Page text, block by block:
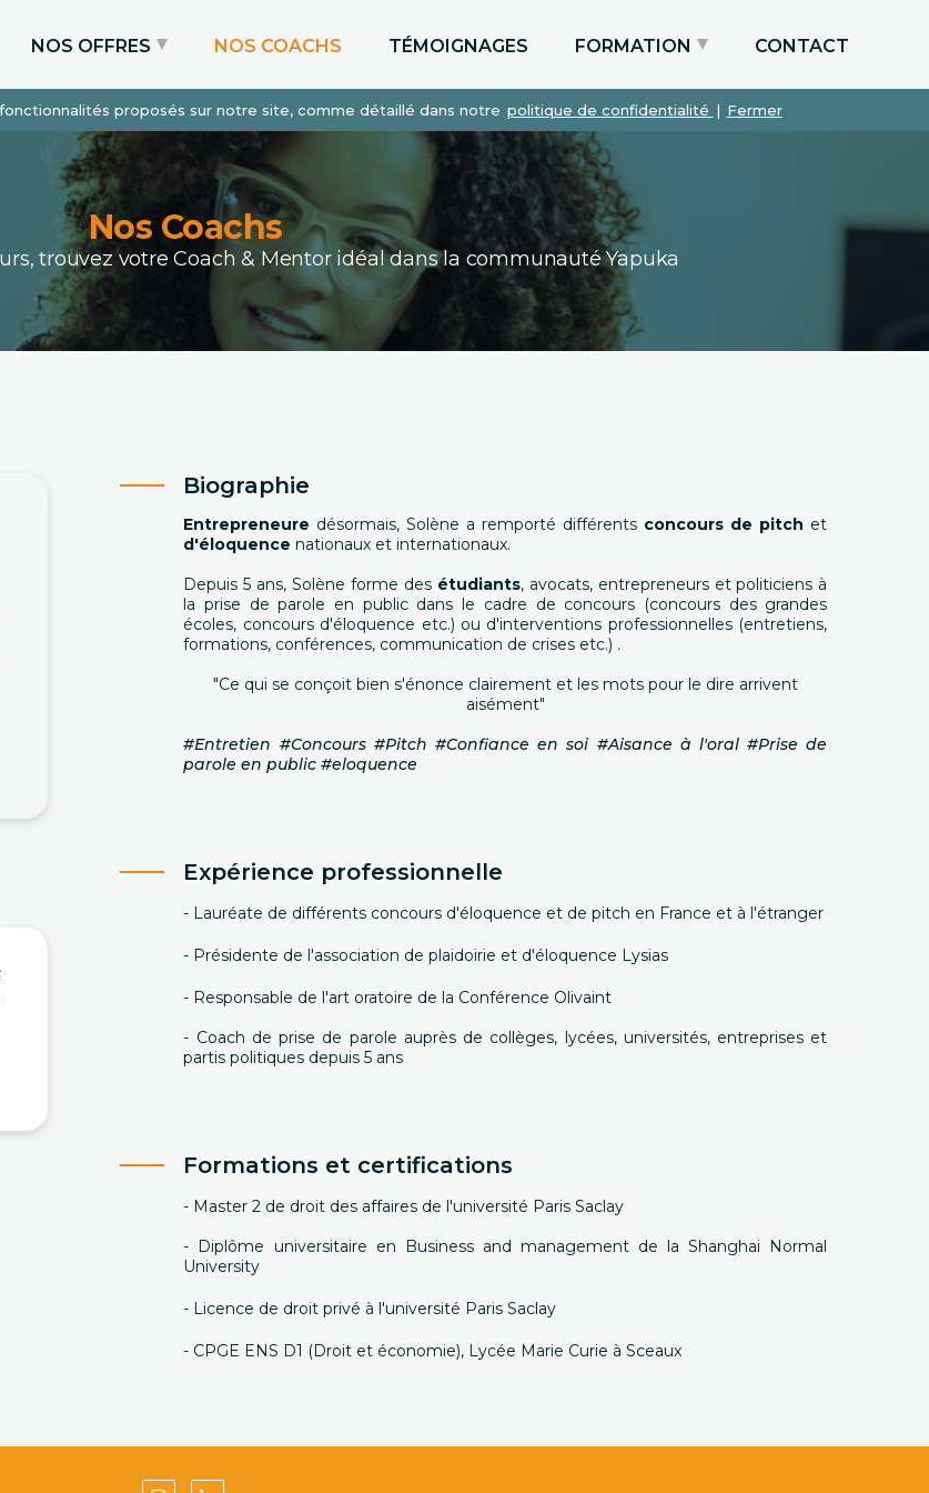
proposés sur notre site, comme détaillé dans notre politique de confidentialité | Fermer
NOS OFFRES
Coaching Express
Coaching Admissions
Coaching Sur-mesure
NOS COACHS TÉMOIGNAGES FORMATION
Particuliers via le CPF
Etudiants
Entreprises
CONTACT
Nos Coachs
trouvez votre Coach & Mentor idéal dans la communauté Yapuka
Biographie
Entrepreneure désormais, Solène a remporté différents concours de pitch et
d'éloquence nationaux et internationaux.
Depuis 5 ans, Solène forme des étudiants, avocats, entrepreneurs et politiciens à
la prise de parole en public dans le cadre de concours (concours des grandes
écoles, concours d'éloquence etc.) ou d'interventions professionnelles (entretiens,
formations, conférences, communication de crises etc.) .
"Ce qui se conçoit bien s'énonce clairement et les mots pour le dire arrivent
aisément"
#Entretien #Concours #Pitch #Confiance en soi #Aisance à l'oral #Prise de
parole en public #eloquence
Expérience professionnelle
- Lauréate de différents concours d'éloquence et de pitch en France et à l'étranger
- Présidente de l'association de plaidoirie et d'éloquence Lysias
- Responsable de l'art oratoire de la Conférence Olivaint
- Coach de prise de parole auprès de collèges, lycées, universités, entreprises et
partis politiques depuis 5 ans
Formations et certifications
- Master 2 de droit des affaires de l'université Paris Saclay
- Diplôme universitaire en Business and management de la Shanghai Normal
University
- Licence de droit privé à l'université Paris Saclay
- CPGE ENS D1 (Droit et économie), Lycée Marie Curie à Sceaux